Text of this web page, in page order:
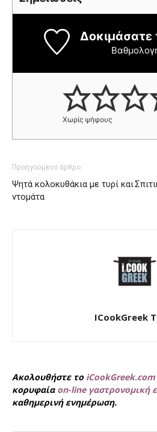
Δοκιμάσατε
Χωρίς ψήφους
Προηγούμενο άρθρο
Ψητά κολοκυθάκια με τυρί και
ντομάτα
ICookGreek
Ακολουθήστε το
κορυφαία on-line γαστρονομική
καθημερινή ενημέρωση.